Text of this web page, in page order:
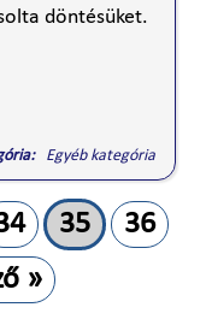
döntésüket.
Egyéb kategória
35
36
»